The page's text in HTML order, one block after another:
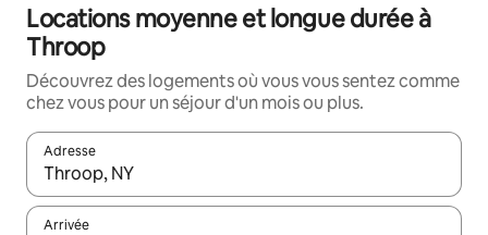
Locations moyenne et longue durée à
Throop
Découvrez des logements où vous vous sentez comme
chez vous pour un séjour d'un mois ou plus.
Adresse
Lorsque les résultats s'affichent, utilisez les flèches vers le
Arrivée